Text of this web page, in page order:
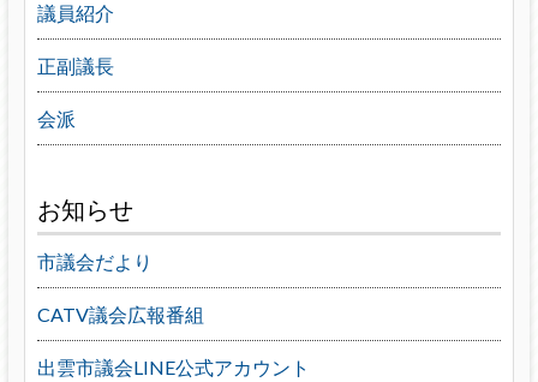
議員紹介
正副議長
会派
お知らせ
市議会だより
CATV議会広報番組
出雲市議会LINE公式アカウント